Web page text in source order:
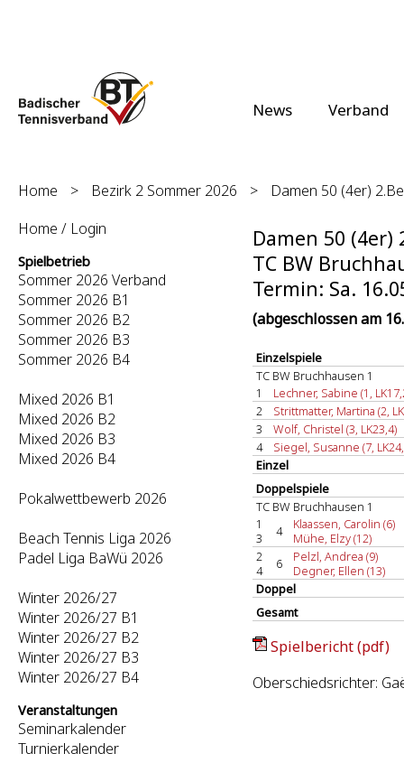
News Verband
Home > Bezirk 2 Sommer 2026 >
Damen 50 (4er)
Home / Login
Spielbetrieb
Sommer 2026 Verband
Sommer 2026 B1
Sommer 2026 B2
Sommer 2026 B3
Sommer 2026 B4
Mixed 2026 B1
Mixed 2026 B2
Mixed 2026 B3
Mixed 2026 B4
Pokalwettbewerb 2026
Beach Tennis Liga 2026
Padel Liga BaWü 2026
Winter 2026/27
Winter 2026/27 B1
Winter 2026/27 B2
Winter 2026/27 B3
Winter 2026/27 B4
Veranstaltungen
Seminarkalender
Turnierkalender
Damen 50 (4er)
TC BW
Termin: Sa.
(abgeschlossen am
Einzelspiele
TC BW Bruchhausen 1
1
Lechner, Sabine (1,
2
Strittmatter, Martina (2,
3
Wolf, Christel (3, LK23,4)
4
Siegel, Susanne (7,
Einzel
Doppelspiele
TC BW Bruchhausen 1
1
3
4
Klaassen, Carolin (6)
Mühe, Elzy (12)
2
4
6
Pelzl, Andrea (9)
Degner, Ellen (13)
Doppel
Gesamt
Spielbericht (pdf)
Oberschiedsrichter: